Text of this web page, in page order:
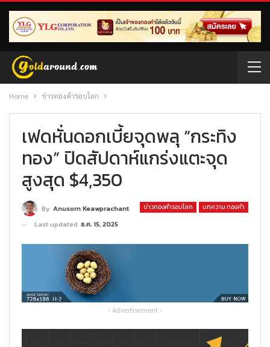
Home ข่าวทองคำรอบโลก
เฟดหั่นดอกเบี้ยจุดพลุ “กระทิง
ทอง” ปิดสัปดาห์แกร่งแตะจุด
สูงสุด $4,350
ข่าวทองคำรอบโลก บทความ ทองคำ
By Anusorn Keawprachant
Last updated ธ.ค. 15, 2025
- Advertisement -